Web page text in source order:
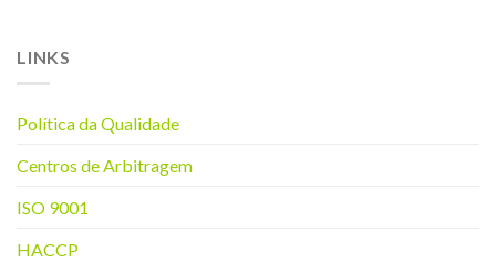
LINKS
Política da Qualidade
Centros de Arbitragem
ISO 9001
HACCP